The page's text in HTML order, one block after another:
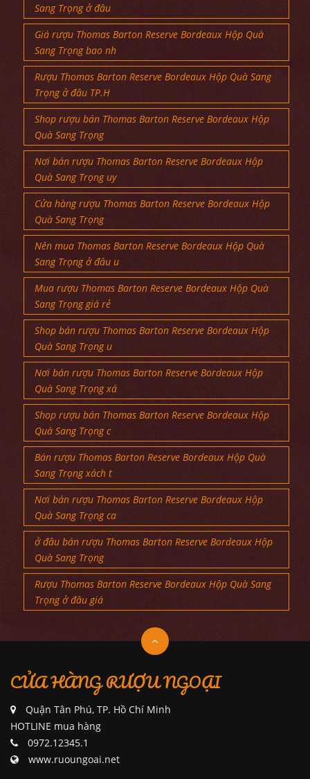
Sang Trọng ở đâu
Giá rượu Thomas Barton Reserve Bordeaux Hộp Quà
Sang Trọng bao nh
Rượu Thomas Barton Reserve Bordeaux Hộp Quà Sang
Trọng ở đâu TP.H
Shop rượu bán Thomas Barton Reserve Bordeaux Hộp
Quà Sang Trọng
Nơi bán rượu Thomas Barton Reserve Bordeaux Hộp
Quà Sang Trọng uy
Cửa hàng rượu Thomas Barton Reserve Bordeaux Hộp
Quà Sang Trọng
Nên mua Thomas Barton Reserve Bordeaux Hộp Quà
Sang Trọng ở đâu u
Mua rượu Thomas Barton Reserve Bordeaux Hộp Quà
Sang Trọng giá rẻ
Shop bán rượu Thomas Barton Reserve Bordeaux Hộp
Quà Sang Trọng u
Nơi bán rượu Thomas Barton Reserve Bordeaux Hộp
Quà Sang Trọng xá
Shop rượu bán Thomas Barton Reserve Bordeaux Hộp
Quà Sang Trọng c
Bán rượu Thomas Barton Reserve Bordeaux Hộp Quà
Sang Trọng xách t
Nơi bán rượu Thomas Barton Reserve Bordeaux Hộp
Quà Sang Trọng ca
ở đâu bán rượu Thomas Barton Reserve Bordeaux Hộp
Quà Sang Trọng
Rượu Thomas Barton Reserve Bordeaux Hộp Quà Sang
Trọng ở đâu giá
CỬA HÀNG RƯỢU NGOẠI
Quận Tân Phú, TP. Hồ Chí Minh
HOTLINE mua hàng
0972.12345.1
www.ruoungoai.net